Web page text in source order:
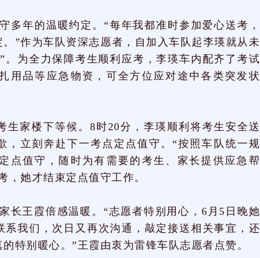
多年的温暖约定。“每年我都准时参加爱心送考，
”作为车队资深志愿者，自加入车队起李瑛就从未
。为全力保障考生顺利应考，李瑛车内配齐了考试
用品等应急物资，可全方位应对途中各类突发状
生家楼下等候。8时20分，李瑛顺利将考生安全送
，立刻奔赴下一考点定点值守。“按照车队统一规
点值守，随时为有需要的考生、家长提供应急帮
，她才结束定点值守工作。
长王霞倍感温暖。“志愿者特别用心，6月5日晚她
我们，次日又再次沟通，敲定接送相关事宜，还
特别暖心。”王霞由衷为雷锋车队志愿者点赞。